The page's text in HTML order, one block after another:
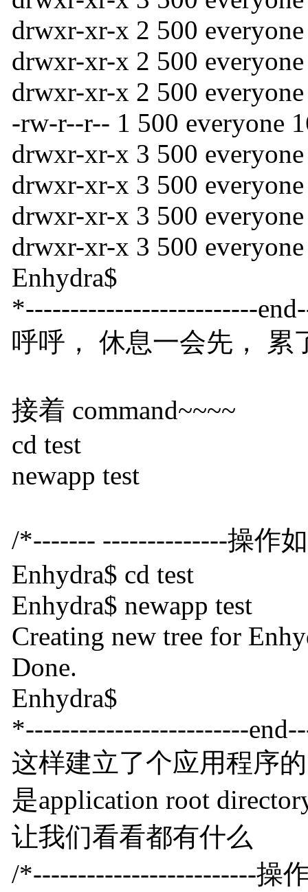
drwxr-xr-x 2 500
drwxr-xr-x 2 500
drwxr-xr-x 2 500
-rw-r--r-- 1 500 everyone
drwxr-xr-x 3 500
drwxr-xr-x 3 500
drwxr-xr-x 3 500
drwxr-xr-x 3 500
Enhydra$
*--------------------------
呼呼， 休息一会先， 累
接着 command~~~~
cd test
newapp test
/*------- --------------操作
Enhydra$ cd test
Enhydra$ newapp test
Creating new tree for
Done.
Enhydra$
*-------------------------
这样建立了个应用程序
是application root
让我们看看都有什么
/*-------------------------操